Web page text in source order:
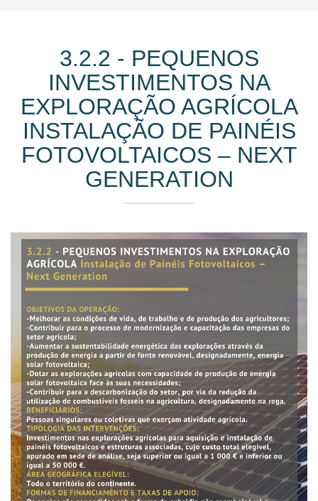
3.2.2 - PEQUENOS
INVESTIMENTOS NA
EXPLORAÇÃO AGRÍCOLA
INSTALAÇÃO DE PAINÉIS
FOTOVOLTAICOS – NEXT
GENERATION